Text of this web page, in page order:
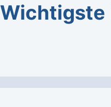
Wichtigste